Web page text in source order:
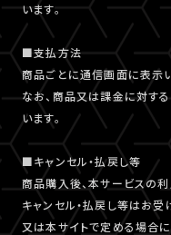
います。
■支払方法
商品ごとに通信画面に表示い
なお、商品又は課金に対す
います。
■キャンセル・払戻し等
商品購入後、本サービスの
キャンセル・払戻し等はお
又は本サイトで定める場合に